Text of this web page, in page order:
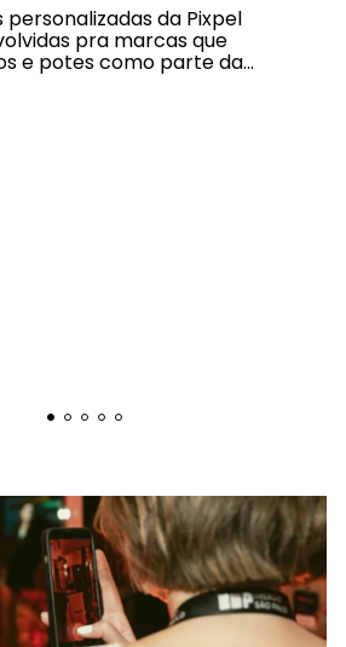
da Pixpel
pra marcas que
e potes como parte da